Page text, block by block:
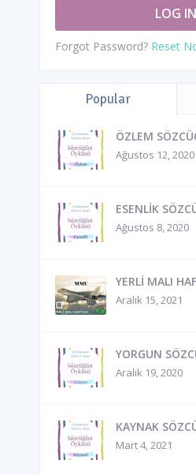
Forgot Password? Reset
Popular
ÖZLEM
Ağustos 12, 2020
ESENLİK
Ağustos 8, 2020
YERLİ MALI
Aralık 15, 2021
YORGUN
Aralık 19, 2020
KAYNAK
Mart 4, 2021